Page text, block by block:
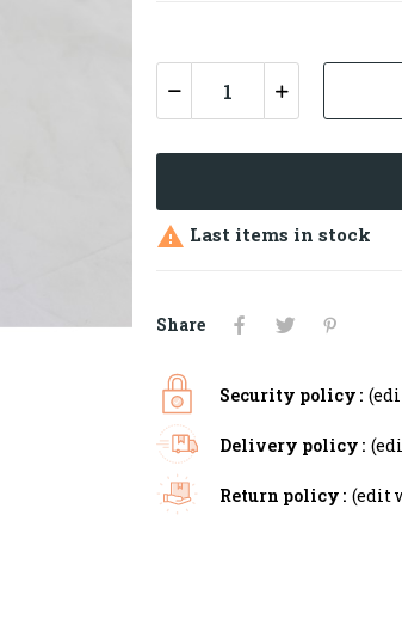
 Last items in stock
Share
Security policy
Delivery policy
Return policy (edit